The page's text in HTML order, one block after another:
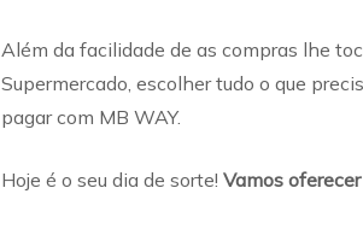
Além da facilidade de as compras lhe
Supermercado, escolher tudo o que
pagar com MB WAY.
Hoje é o seu dia de sorte! Vamos